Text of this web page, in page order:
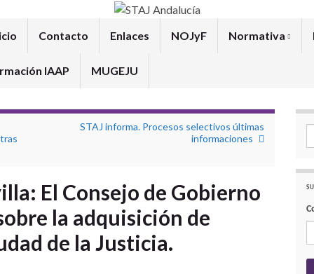
Contacto Enlaces NOJyF Normativa
IAAP MUGEJU
STAJ informa. Procesos selectivos últimas
informaciones
El Consejo de Gobierno
la adquisición de
de la Justicia.